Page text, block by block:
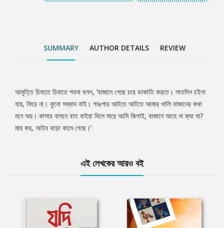
SUMMARY AUTHOR DETAILS REVIEW
Tab
Article
আমৃত্তি চিবাতে চিবাতে পবনা বলল, ‘বাজানে গেছে চরে ডাকাতি করতে। সাতদিন চইলা
যায়, ফিরে না। কুনো সম্বাদ নাই। গাঙপার আটতে আটতে আমার খালি বাজানের কথা
মনে অয়। কাসার বাসনে বাত বাইরা দিলে মারে আমি জিগাই, বাজানে আহে না ক্যা মা?
মায় কয়, আইব বড়ো কামে গেছে।’
এই লেখকের আরও বই